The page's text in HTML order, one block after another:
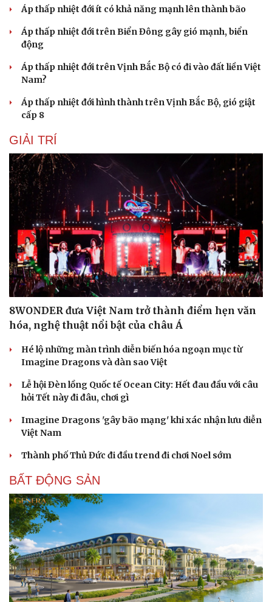
Cải chính
Áp thấp nhiệt đới ít có khả năng mạnh lên thành bão
Áp thấp nhiệt đới trên Biển Đông gây gió mạnh, biển
động
Áp thấp nhiệt đới trên Vịnh Bắc Bộ có đi vào đất liền Việt
Nam?
Áp thấp nhiệt đới hình thành trên Vịnh Bắc Bộ, gió giật
cấp 8
GIẢI TRÍ
8WONDER đưa Việt Nam trở thành điểm hẹn văn
hóa, nghệ thuật nổi bật của châu Á
Hé lộ những màn trình diễn biến hóa ngoạn mục từ
Imagine Dragons và dàn sao Việt
Lễ hội Đèn lồng Quốc tế Ocean City: Hết đau đầu với câu
hỏi Tết này đi đâu, chơi gì
Imagine Dragons 'gây bão mạng' khi xác nhận lưu diễn
Việt Nam
Thành phố Thủ Đức đi đầu trend đi chơi Noel sớm
BẤT ĐỘNG SẢN